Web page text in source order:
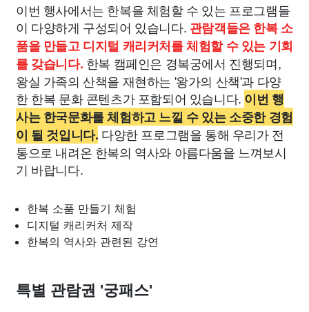
이번 행사에서는 한복을 체험할 수 있는 프로그램들
이 다양하게 구성되어 있습니다. 관람객들은 한복 소
품을 만들고 디지털 캐리커처를 체험할 수 있는 기회
를 갖습니다. 한복 캠페인은 경복궁에서 진행되며,
왕실 가족의 산책을 재현하는 '왕가의 산책'과 다양
한 한복 문화 콘텐츠가 포함되어 있습니다. 이번 행
사는 한국문화를 체험하고 느낄 수 있는 소중한 경험
이 될 것입니다. 다양한 프로그램을 통해 우리가 전
통으로 내려온 한복의 역사와 아름다움을 느껴보시
기 바랍니다.
한복 소품 만들기 체험
디지털 캐리커처 제작
한복의 역사와 관련된 강연
특별 관람권 '궁패스'